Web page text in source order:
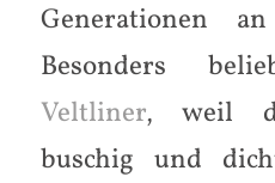
Generationen
Besonders
Veltliner, weil
buschig und